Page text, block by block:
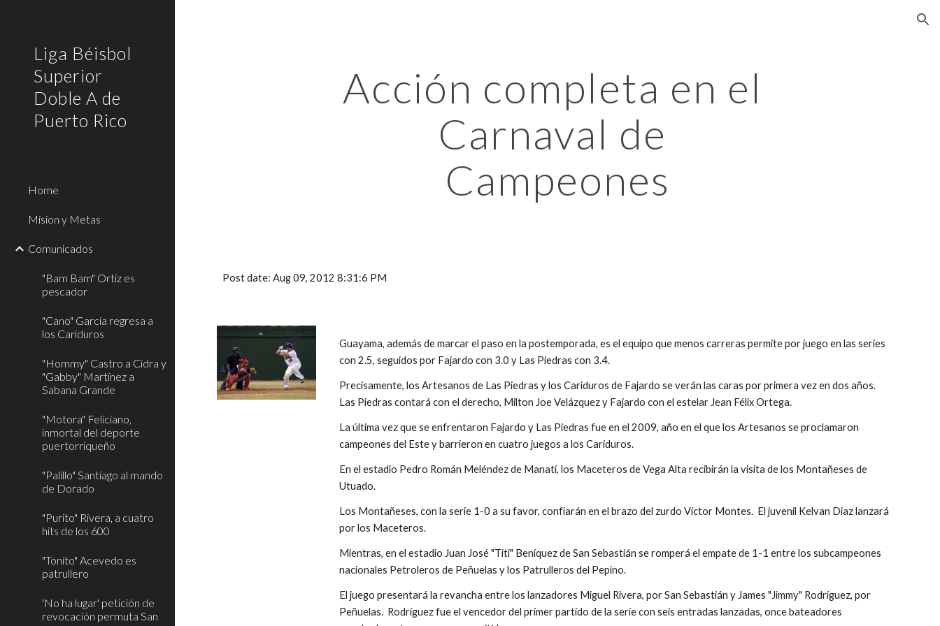
Liga Béisbol
Superior
Doble A de
Puerto Rico
Home
Mision y Metas
Comunicados
"Bam Bam" Ortiz es
pescador
"Cano" García regresa a
los Cariduros
"Hommy" Castro a Cidra y
"Gabby" Martínez a
Sabana Grande
"Motora" Feliciano,
inmortal del deporte
puertorriqueño
"Palillo" Santiago al mando
de Dorado
"Purito" Rivera, a cuatro
hits de los 600
"Tonito" Acevedo es
patrullero
'No ha lugar' petición de
revocación permuta San
Acción completa en el
Carnaval de
Campeones
Post date: Aug 09, 2012 8:31:6 PM
Guayama, además de marcar el paso en la postemporada, es el equipo que menos carreras permite por juego en las series
con 2.5, seguidos por Fajardo con 3.0 y Las Piedras con 3.4.
Precisamente, los Artesanos de Las Piedras y los Cariduros de Fajardo se verán las caras por primera vez en dos años.
Las Piedras contará con el derecho, Milton Joe Velázquez y Fajardo con el estelar Jean Félix Ortega.
La última vez que se enfrentaron Fajardo y Las Piedras fue en el 2009, año en el que los Artesanos se proclamaron
campeones del Este y barrieron en cuatro juegos a los Cariduros.
En el estadio Pedro Román Meléndez de Manatí, los Maceteros de Vega Alta recibirán la visita de los Montañeses de
Utuado.
Los Montañeses, con la serie 1-0 a su favor, confiarán en el brazo del zurdo Víctor Montes.  El juvenil Kelvan Diaz lanzará
por los Maceteros.
Mientras, en el estadio Juan José "Titi" Beníquez de San Sebastián se romperá el empate de 1-1 entre los subcampeones
nacionales Petroleros de Peñuelas y los Patrulleros del Pepino.
El juego presentará la revancha entre los lanzadores Miguel Rivera, por San Sebastián y James "Jimmy" Rodríguez, por
Peñuelas.  Rodríguez fue el vencedor del primer partido de la serie con seis entradas lanzadas, once bateadores